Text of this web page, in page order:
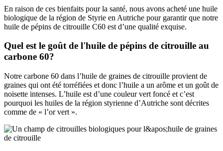
En raison de ces bienfaits pour la santé, nous avons acheté une huile
biologique de la région de Styrie en Autriche pour garantir que notre
huile de pépins de citrouille C60 est d’une qualité exquise.
Quel est le goût de l'huile de pépins de citrouille au
carbone 60?
Notre carbone 60 dans l’huile de graines de citrouille provient de
graines qui ont été torréfiées et donc l’huile a un arôme et un goût de
noisette intenses. L’huile est d’une couleur vert foncé et c’est
pourquoi les huiles de la région styrienne d’Autriche sont décrites
comme de « l’or vert ».